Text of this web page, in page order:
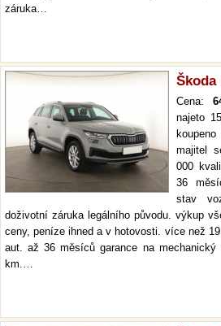
záruka…
Škoda
Cena:
najeto
majitel
000
36
stav
doživotní záruka legálního původu. výkup
ceny, peníze ihned a v hotovosti. více než
aut. až 36 měsíců garance na
km.…